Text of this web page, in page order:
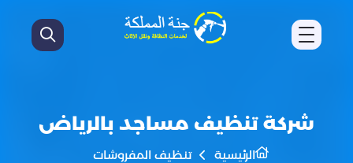
شركة تنظيف مساجد بالرياض
الرئيسية
تنظيف المفروشات